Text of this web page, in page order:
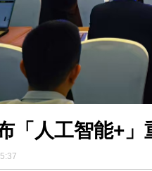
「人工智能+